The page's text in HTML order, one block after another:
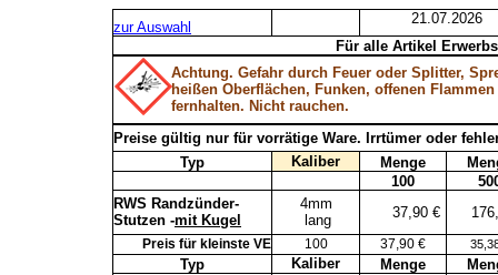
zur Auswahl
21.07.2026
Für alle Artikel
Achtung. Gefahr durch Feuer oder Splitter,
heißen Oberflächen, Funken, offenen
fernhalten. Nicht rauchen.
Preise gültig nur für vorrätige Ware. Irrtümer oder
Typ
Kaliber Menge
100
RWS Randzünder-
Stutzen -mit Kugel
4mm
lang
37,90 €
Preis für kleinste VE 100 37,90 €
Typ Kaliber Menge